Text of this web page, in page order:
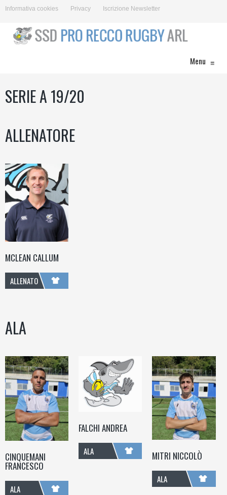
Informativa cookies Privacy Iscrizione Newsletter
Menu ≡
SERIE A 19/20
ALLENATORE
MCLEAN CALLUM
ALLENATORE
ALA
CINQUEMANI
FRANCESCO
ALA
FALCHI ANDREA
ALA MITRI NICCOLÒ
ALA